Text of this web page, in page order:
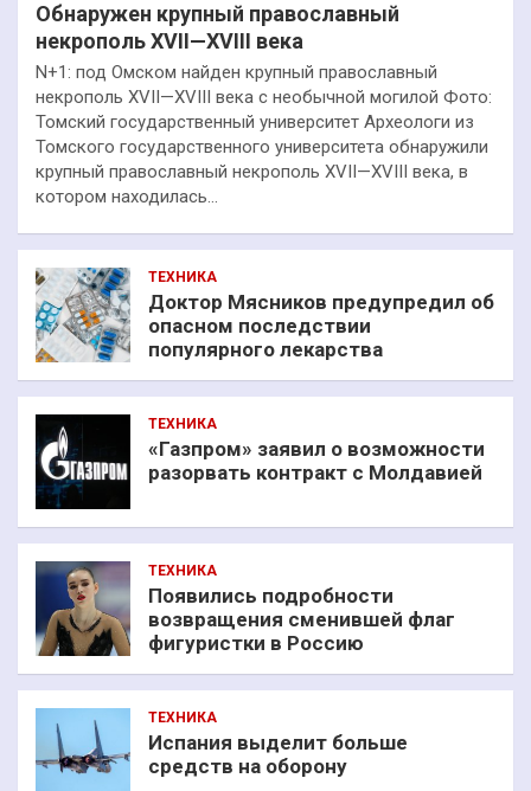
Обнаружен крупный православный
некрополь XVII—XVIII века
N+1: под Омском найден крупный православный
некрополь XVII—XVIII века с необычной могилой Фото:
Томский государственный университет Археологи из
Томского государственного университета обнаружили
крупный православный некрополь XVII—XVIII века, в
котором находилась…
ТЕХНИКА
Доктор Мясников предупредил об
опасном последствии
популярного лекарства
ТЕХНИКА
«Газпром» заявил о возможности
разорвать контракт с Молдавией
ТЕХНИКА
Появились подробности
возвращения сменившей флаг
фигуристки в Россию
ТЕХНИКА
Испания выделит больше
средств на оборону